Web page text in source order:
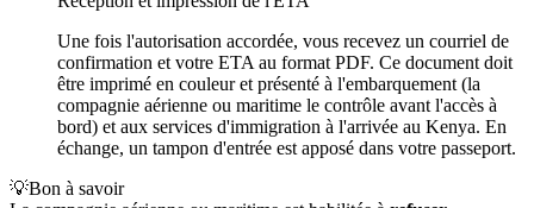
Une fois l'autorisation accordée, vous recevez un courriel de
confirmation et votre ETA au format PDF. Ce document doit
être imprimé en couleur et présenté à l'embarquement (la
compagnie aérienne ou maritime le contrôle avant l'accès à
bord) et aux services d'immigration à l'arrivée au Kenya. En
échange, un tampon d'entrée est apposé dans votre passeport.
💡Bon à savoir